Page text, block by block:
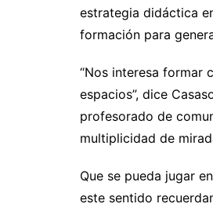
estrategia didáctica
formación para
“Nos interesa formar
espacios”, dice
profesorado de
multiplicidad de
Que se pueda jugar
este sentido